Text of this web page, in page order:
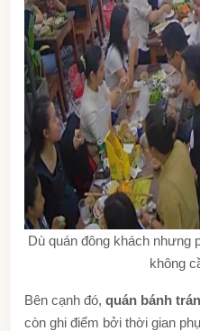
Dù quán đông khách nhưng
không
Bên cạnh đó, quán bánh
còn ghi điểm bởi thời gian